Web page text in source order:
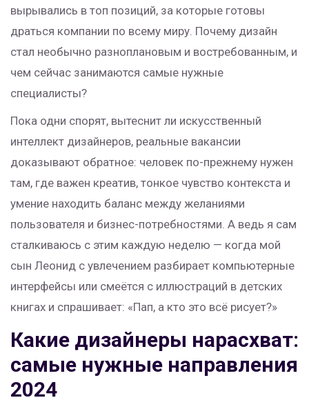
вырывались в топ позиций, за которые готовы
драться компании по всему миру. Почему дизайн
стал необычно разноплановым и востребованным, и
чем сейчас занимаются самые нужные
специалисты?
Пока одни спорят, вытеснит ли искусственный
интеллект дизайнеров, реальные вакансии
доказывают обратное: человек по-прежнему нужен
там, где важен креатив, тонкое чувство контекста и
умение находить баланс между желаниями
пользователя и бизнес-потребностями. А ведь я сам
сталкиваюсь с этим каждую неделю — когда мой
сын Леонид с увлечением разбирает компьютерные
интерфейсы или смеётся с иллюстраций в детских
книгах и спрашивает: «Пап, а кто это всё рисует?»
Какие дизайнеры нарасхват:
самые нужные направления
2024